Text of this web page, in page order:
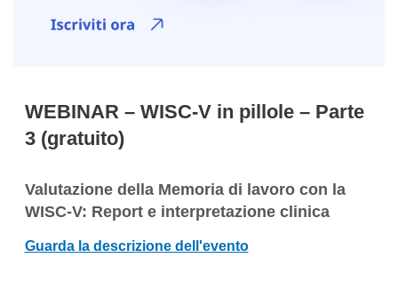
WEBINAR – WISC-V in pillole – Parte
3 (gratuito)
Valutazione della Memoria di lavoro con la
WISC-V: Report e interpretazione clinica
Guarda la descrizione dell'evento